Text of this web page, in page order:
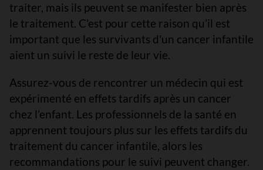
traiter, mais ils peuvent se manifester bien après
le traitement. C’est pour cette raison qu’il est
important que les survivants d'un cancer infantile
aient un suivi le reste de leur vie.
Assurez-vous de rencontrer un médecin qui est
expérimenté en effets tardifs après un cancer
chez l’enfant. Les professionnels de la santé en
apprennent toujours plus sur les effets tardifs du
traitement du cancer infantile, alors les
recommandations pour le suivi peuvent changer.